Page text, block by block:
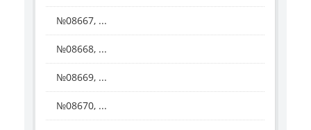
№08667, ...
№08668, ...
№08669, ...
№08670, ...